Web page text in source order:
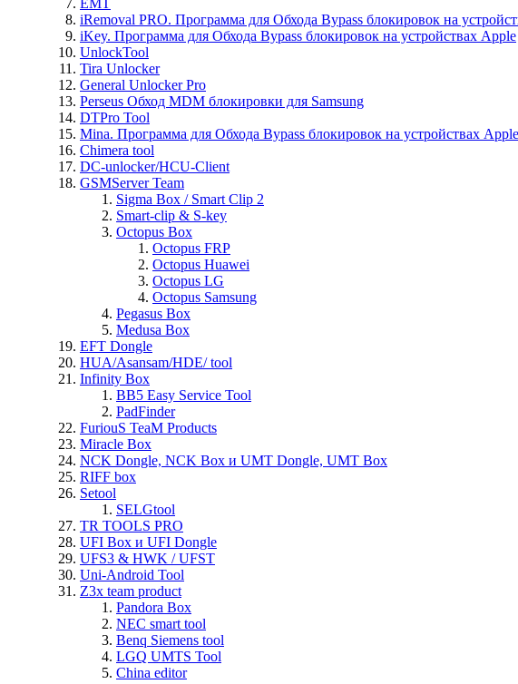
EMT
iRemoval PRO. Программа для Обхода Bypass блокировок на
iKey. Программа для Обхода Bypass блокировок на устройствах Apple
UnlockTool
Tira Unlocker
General Unlocker Pro
Perseus Обход MDM блокировки для Samsung
DTPro Tool
Mina. Программа для Обхода Bypass блокировок на устройствах Apple
Chimera tool
DC-unlocker/HCU-Client
GSMServer Team
Sigma Box / Smart Clip 2
Smart-clip & S-key
Octopus Box
Octopus FRP
Octopus Huawei
Octopus LG
Octopus Samsung
Pegasus Box
Medusa Box
EFT Dongle
HUA/Asansam/HDE/ tool
Infinity Box
BB5 Easy Service Tool
PadFinder
FuriouS TeaM Products
Miracle Box
NCK Dongle, NCK Box и UMT Dongle, UMT Box
RIFF box
Setool
SELGtool
TR TOOLS PRO
UFI Box и UFI Dongle
UFS3 & HWK / UFST
Uni-Android Tool
Z3x team product
Pandora Box
NEC smart tool
Benq Siemens tool
LGQ UMTS Tool
China editor